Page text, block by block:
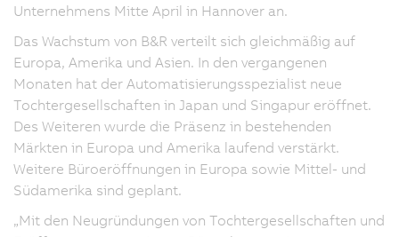
Unternehmens Mitte April in Hannover an.
Das Wachstum von B&R verteilt sich gleichmäßig auf
Europa, Amerika und Asien. In den vergangenen
Monaten hat der Automatisierungsspezialist neue
Tochtergesellschaften in Japan und Singapur eröffnet.
Des Weiteren wurde die Präsenz in bestehenden
Märkten in Europa und Amerika laufend verstärkt.
Weitere Büroeröffnungen in Europa sowie Mittel- und
Südamerika sind geplant.
„Mit den Neugründungen von Tochtergesellschaften und